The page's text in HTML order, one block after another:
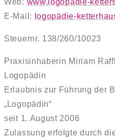
E-Mail:
logopädie-
Steuernr. 138/260/10023
Praxisinhaberin Miriam
Logopädin
Erlaubnis zur Führung der
„Logopädin“
seit 1. August 2006
Zulassung erfolgte durch